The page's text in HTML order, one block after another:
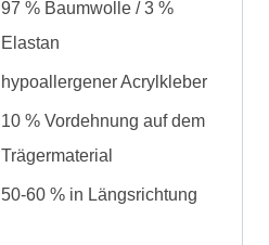
97 % Baumwolle / 3 %
Elastan
hypoallergener Acrylkleber
10 % Vordehnung auf dem
Trägermaterial
50-60 % in Längsrichtung